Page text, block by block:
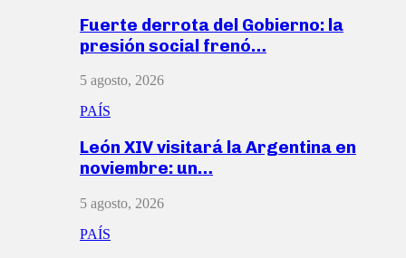
Fuerte derrota del Gobierno: la
presión social frenó…
5 agosto, 2026
PAÍS
León XIV visitará la Argentina en
noviembre: un…
5 agosto, 2026
PAÍS